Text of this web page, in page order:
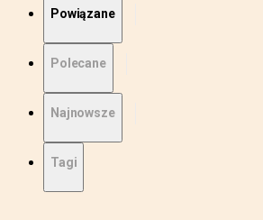
Powiązane
Polecane
Najnowsze
Tagi